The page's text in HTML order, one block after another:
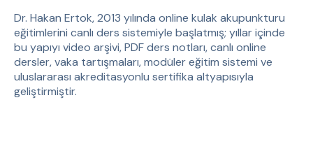
Dr. Hakan Ertok, 2013 yılında online kulak akupunkturu
eğitimlerini canlı ders sistemiyle başlatmış; yıllar içinde
bu yapıyı video arşivi, PDF ders notları, canlı online
dersler, vaka tartışmaları, modüler eğitim sistemi ve
uluslararası akreditasyonlu sertifika altyapısıyla
geliştirmiştir.